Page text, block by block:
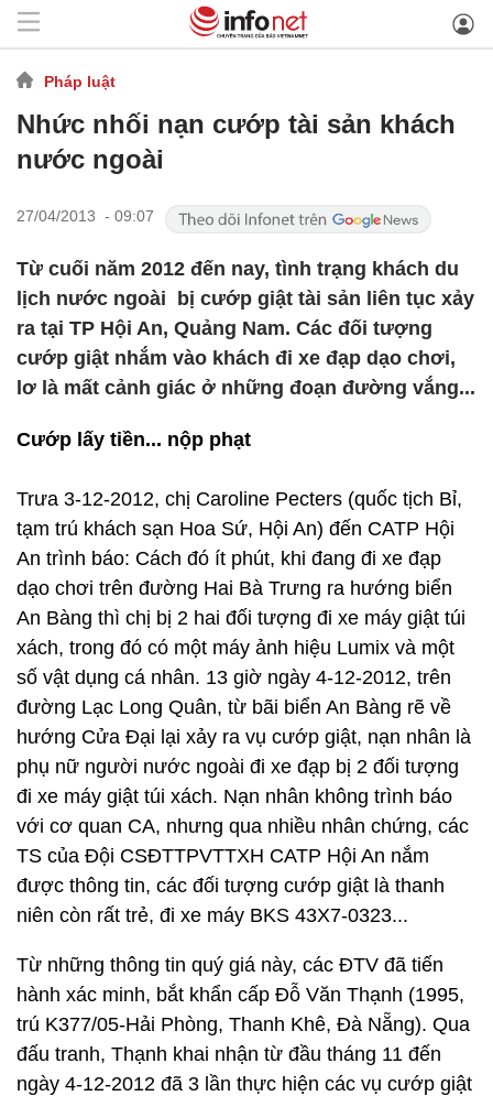
Pháp luật
Nhức nhối nạn cướp tài sản khách
nước ngoài
27/04/2013 - 09:07
Từ cuối năm 2012 đến nay, tình trạng khách du
lịch nước ngoài bị cướp giật tài sản liên tục xảy
ra tại TP Hội An, Quảng Nam. Các đối tượng
cướp giật nhắm vào khách đi xe đạp dạo chơi,
lơ là mất cảnh giác ở những đoạn đường vắng...
Cướp lấy tiền... nộp phạt
Trưa 3-12-2012, chị Caroline Pecters (quốc tịch Bỉ,
tạm trú khách sạn Hoa Sứ, Hội An) đến CATP Hội
An trình báo: Cách đó ít phút, khi đang đi xe đạp
dạo chơi trên đường Hai Bà Trưng ra hướng biển
An Bàng thì chị bị 2 hai đối tượng đi xe máy giật túi
xách, trong đó có một máy ảnh hiệu Lumix và một
số vật dụng cá nhân. 13 giờ ngày 4-12-2012, trên
đường Lạc Long Quân, từ bãi biển An Bàng rẽ về
hướng Cửa Đại lại xảy ra vụ cướp giật, nạn nhân là
phụ nữ người nước ngoài đi xe đạp bị 2 đối tượng
đi xe máy giật túi xách. Nạn nhân không trình báo
với cơ quan CA, nhưng qua nhiều nhân chứng, các
TS của Đội CSĐTTPVTTXH CATP Hội An nắm
được thông tin, các đối tượng cướp giật là thanh
niên còn rất trẻ, đi xe máy BKS 43X7-0323...
Từ những thông tin quý giá này, các ĐTV đã tiến
hành xác minh, bắt khẩn cấp Đỗ Văn Thạnh (1995,
trú K377/05-Hải Phòng, Thanh Khê, Đà Nẵng). Qua
đấu tranh, Thạnh khai nhận từ đầu tháng 11 đến
ngày 4-12-2012 đã 3 lần thực hiện các vụ cướp giật